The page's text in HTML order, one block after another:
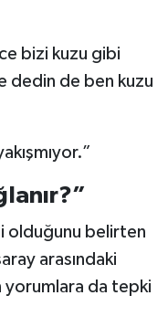
bizi kuzu gibi
dedin de ben kuzu
olduğunu belirten
arasındaki
yorumlara da tepki